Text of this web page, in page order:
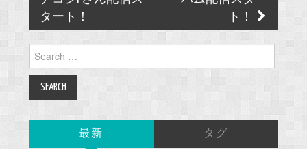
タート！
ト！
Search
for:
最新 タグ